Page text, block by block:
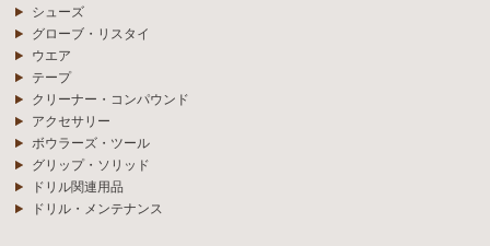
シューズ
グローブ・リスタイ
ウエア
テープ
クリーナー・コンパウンド
アクセサリー
ボウラーズ・ツール
グリップ・ソリッド
ドリル関連用品
ドリル・メンテナンス